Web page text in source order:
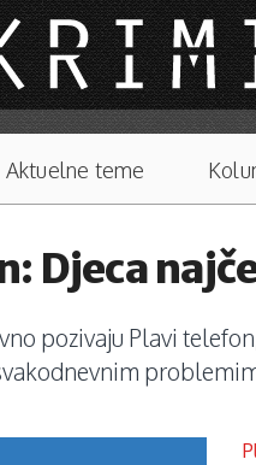
Aktuelne teme
Djeca
pozivaju Plavi